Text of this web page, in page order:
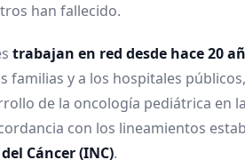
han fallecido.
trabajan en red desde hace 20
familias y a los hospitales
de la oncología pediátrica en
con los lineamientos
Cáncer (INC).